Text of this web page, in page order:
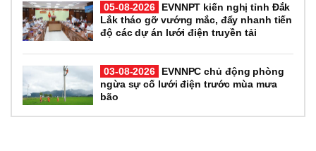
05-08-2026
EVNNPT kiến nghị tỉnh Đắk
Lắk tháo gỡ vướng mắc, đẩy nhanh tiến
độ các dự án lưới điện truyền tải
03-08-2026
EVNNPC chủ động phòng
ngừa sự cố lưới điện trước mùa mưa
bão